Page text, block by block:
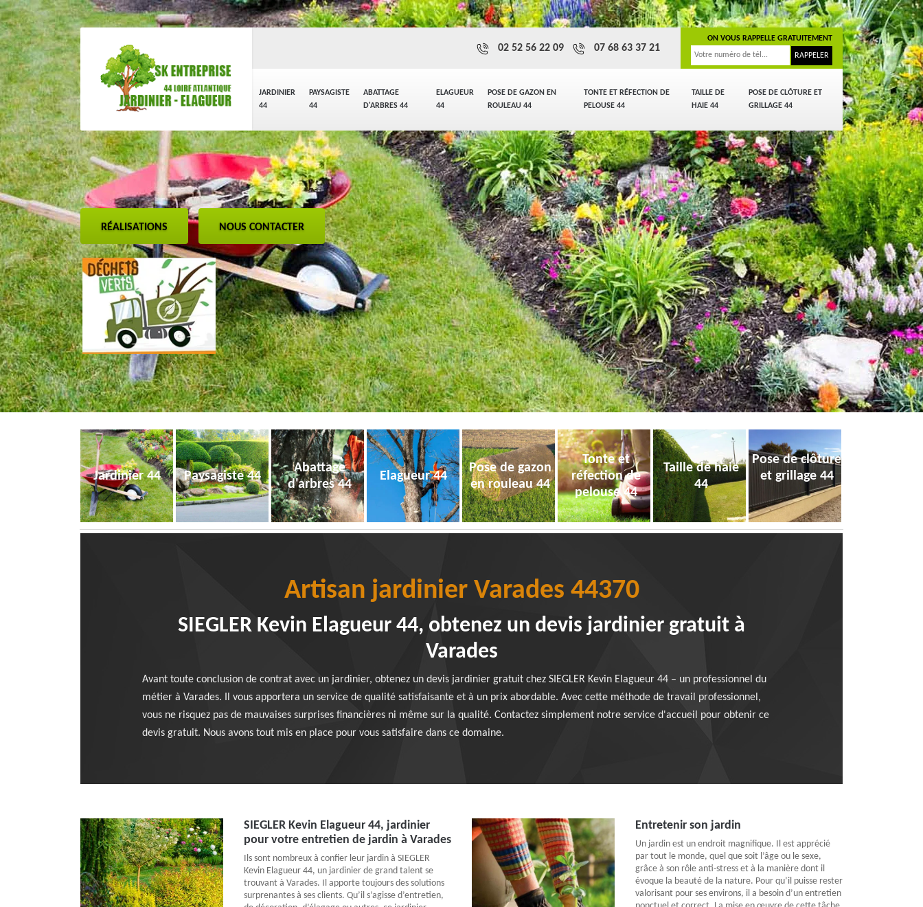
JARDINIER
44
PAYSAGISTE
44
ABATTAGE
D'ARBRES 44
ELAGUEUR
44
POSE DE GAZON EN
ROULEAU 44
TONTE ET RÉFECTION DE
PELOUSE 44
TAILLE DE
HAIE 44
POSE DE CLÔTURE ET
GRILLAGE 44
02 52 56 22 09 07 68 63 37 21
ON VOUS RAPPELLE GRATUITEMENT
RÉALISATIONS NOUS CONTACTER
Jardinier 44 Paysagiste 44
Abattage
d'arbres 44
Elagueur 44
Pose de gazon
en rouleau 44
Tonte et
réfection de
pelouse 44
Taille de haie
44
Pose de clôture
et grillage 44
Artisan jardinier Varades 44370
SIEGLER Kevin Elagueur 44, obtenez un devis jardinier gratuit à
Varades
Avant toute conclusion de contrat avec un jardinier, obtenez un devis jardinier gratuit chez SIEGLER Kevin Elagueur 44 – un professionnel du
métier à Varades. Il vous apportera un service de qualité satisfaisante et à un prix abordable. Avec cette méthode de travail professionnel,
vous ne risquez pas de mauvaises surprises financières ni même sur la qualité. Contactez simplement notre service d'accueil pour obtenir ce
devis gratuit. Nous avons tout mis en place pour vous satisfaire dans ce domaine.
SIEGLER Kevin Elagueur 44, jardinier
pour votre entretien de jardin à Varades
Ils sont nombreux à confier leur jardin à SIEGLER
Kevin Elagueur 44, un jardinier de grand talent se
trouvant à Varades. Il apporte toujours des solutions
surprenantes à ses clients. Qu’il s’agisse d’entretien,
Entretenir son jardin
Un jardin est un endroit magnifique. Il est apprécié
par tout le monde, quel que soit l’âge ou le sexe,
grâce à son rôle anti-stress et à la manière dont il
évoque la beauté de la nature. Pour qu’il puisse rester
valorisant pour ses environs, il a besoin d’un entretien